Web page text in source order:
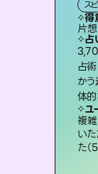
ス
得
片
占
占
か
体的
ユ
複
い
た（